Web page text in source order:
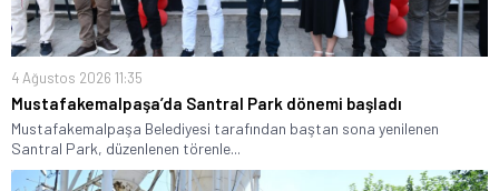
4 Ağustos 2026 11:35
Mustafakemalpaşa’da Santral Park dönemi başladı
Mustafakemalpaşa Belediyesi tarafından baştan sona yenilenen
Santral Park, düzenlenen törenle...